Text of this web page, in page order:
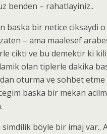
benden – rahatlayiniz..
baska bir netice ciksaydi
– ama maalesef
cikti ve bu demektir ki
olan tiplerle dakika
oturma ve sohbet
baska bir mekan
simdilik böyle bir imaj var..